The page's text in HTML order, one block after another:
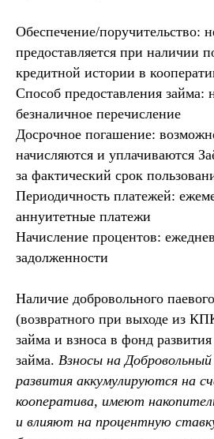
Обеспечение/поручительство:
предоставляется при наличии
кредитной истории в
Способ предоставления займа:
безналичное перечисление
Досрочное погашение:
начисляются и уплачиваются
за фактический срок
Периодичность платежей:
аннуитетные платежи
Начисление процентов:
задолженности
Наличие добровольного
(возвратного при выходе из
займа и взноса в фонд
займа. Взносы на
развития аккумулируются на
кооператива, имеют
и влияют на процентную